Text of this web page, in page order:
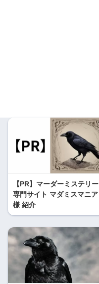
【PR】マーダーミステリー
専門サイト マダミスマニア
様 紹介